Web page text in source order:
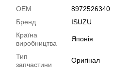
OEM
8972526340
Бренд
ISUZU
Країна
виробництва
Японія
Тип
запчастини
Оригінал